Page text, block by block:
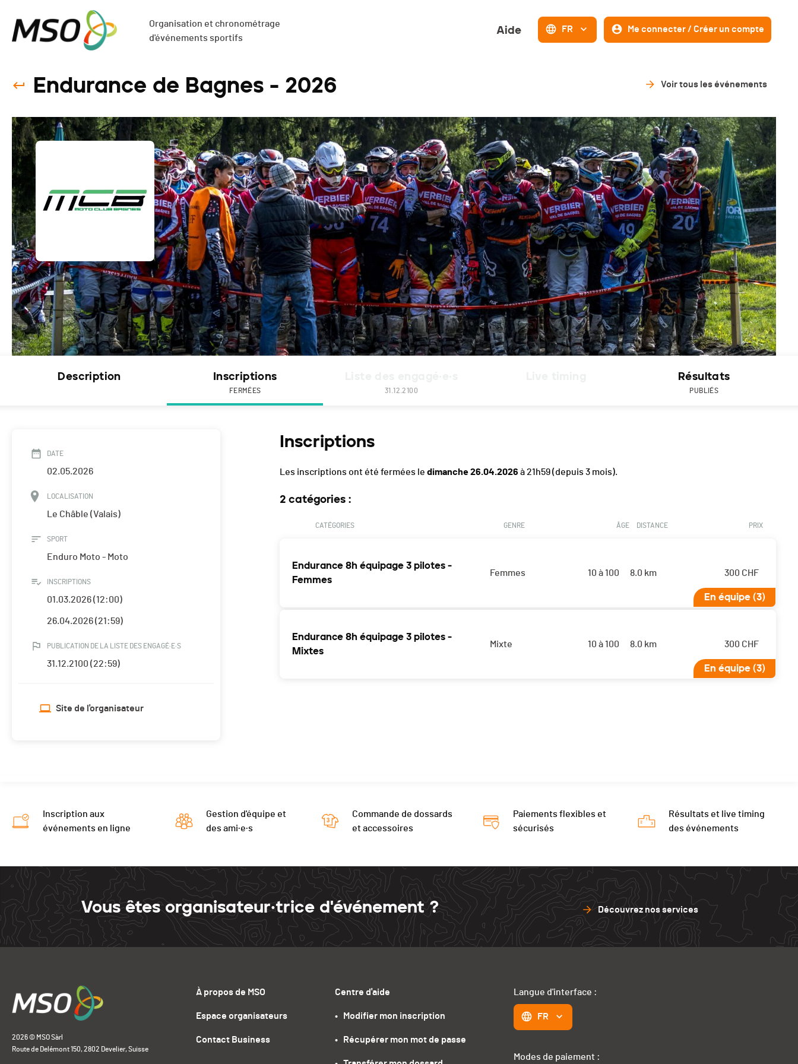
Organisation et chronométrage
d'événements sportifs
Aide FR Me connecter / Créer un compte
Endurance de Bagnes - 2026 Voir tous les événements
Description Inscriptions
FERMÉES 31.12.2100
Résultats
PUBLIÉS
DATE
02.05.2026
LOCALISATION
Le Châble (Valais)
SPORT
Enduro Moto - Moto
INSCRIPTIONS
01.03.2026 (12:00)
26.04.2026 (21:59)
PUBLICATION DE LA LISTE DES ENGAGÉ·E·S
31.12.2100 (22:59)
Site de l'organisateur
Inscriptions
Les inscriptions ont été fermées le dimanche 26.04.2026 à 21h59(depuis 3 mois).
2 catégories :
CATÉGORIES GENRE ÂGE DISTANCE PRIX
Endurance 8h équipage 3 pilotes -
Femmes
Femmes 10 à 100 8.0 km 300 CHF
En équipe (3)
Endurance 8h équipage 3 pilotes -
Mixtes
Mixte 10 à 100 8.0 km 300 CHF
En équipe (3)
Inscription aux
événements en ligne
Gestion d'équipe et
des ami·e·s
Commande de dossards
et accessoires
Paiements flexibles et
sécurisés
Résultats et live timing
des événements
Vous êtes organisateur·trice d'événement ? Découvrez nos services
2026 © MSO Sàrl
Route de Delémont 150, 2802 Develier, Suisse
À propos de MSO
Espace organisateurs
Contact Business
Centre d'aide
•   Modifier mon inscription
•   Récupérer mon mot de passe
Langue d'interface :
FR
Modes de paiement :